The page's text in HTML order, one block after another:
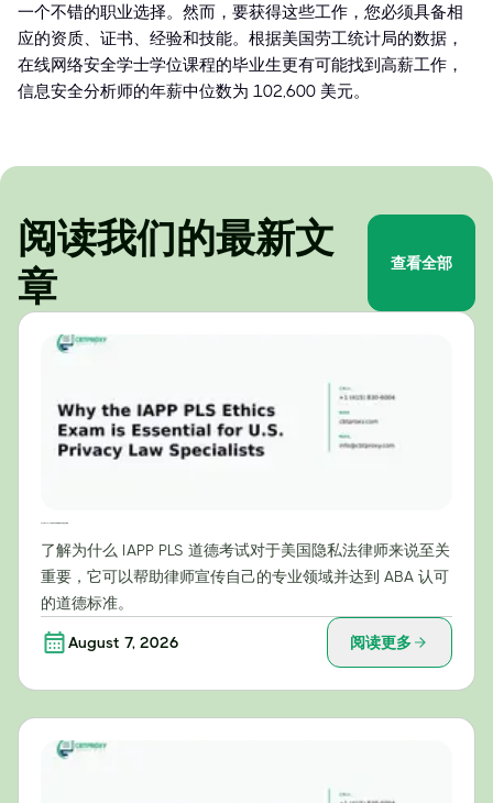
一个不错的职业选择。然而，要获得这些工作，您必须具备相
应的资质、证书、经验和技能。根据美国劳工统计局的数据，
在线网络安全学士学位课程的毕业生更有可能找到高薪工作，
信息安全分析师的年薪中位数为 102,600 美元。
阅读我们的最新文
章
查看全部
了解为什么 IAPP PLS 道德考试对于美国隐私法律师来说至关
重要，它可以帮助律师宣传自己的专业领域并达到 ABA 认可
的道德标准。
August 7, 2026 阅读更多